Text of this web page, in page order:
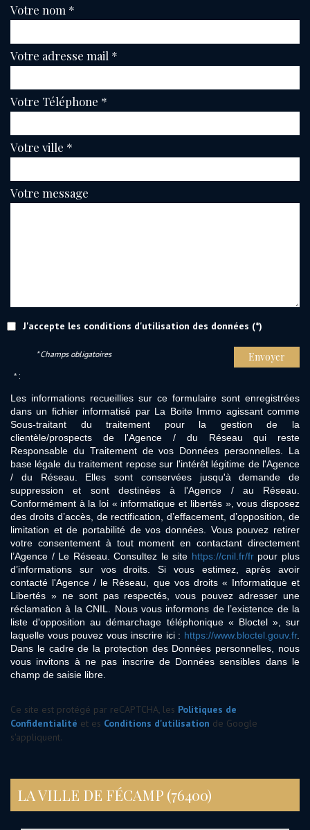
Votre nom *
Votre adresse mail *
Votre Téléphone *
Votre ville *
Votre message
J'accepte les conditions d'utilisation des données (*)
Envoyer
* Champs obligatoires
* :
Les informations recueillies sur ce formulaire sont enregistrées
dans un fichier informatisé par La Boite Immo agissant comme
Sous-traitant du traitement pour la gestion de la
clientèle/prospects de l'Agence / du Réseau qui reste
Responsable du Traitement de vos Données personnelles. La
base légale du traitement repose sur l'intérêt légitime de l'Agence
/ du Réseau. Elles sont conservées jusqu'à demande de
suppression et sont destinées à l'Agence / au Réseau.
Conformément à la loi « informatique et libertés », vous disposez
des droits d’accès, de rectification, d’effacement, d’opposition, de
limitation et de portabilité de vos données. Vous pouvez retirer
votre consentement à tout moment en contactant directement
l’Agence / Le Réseau. Consultez le site https://cnil.fr/frpour plus
d’informations sur vos droits. Si vous estimez, après avoir
contacté l'Agence / le Réseau, que vos droits « Informatique et
Libertés » ne sont pas respectés, vous pouvez adresser une
réclamation à la CNIL. Nous vous informons de l’existence de la
liste d'opposition au démarchage téléphonique « Bloctel », sur
laquelle vous pouvez vous inscrire ici : https://www.bloctel.gouv.fr.
Dans le cadre de la protection des Données personnelles, nous
vous invitons à ne pas inscrire de Données sensibles dans le
champ de saisie libre.
Ce site est protégé par reCAPTCHA, les Politiques de
Confidentialité et es Conditions d'utilisation de Google
s'appliquent.
LA VILLE DE FÉCAMP (76400)